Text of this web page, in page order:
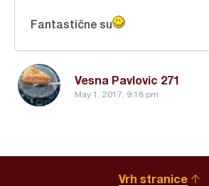
Vesna Pavlovic 271
May 1, 2017, 9:18 pm
Fantastične su
Vrh stranice